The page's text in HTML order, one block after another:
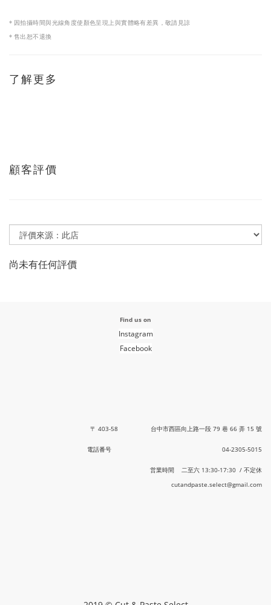
* 因拍攝時間與光線角度使顏色呈現上與實體略有差異，敬請見諒
* 售出恕不退換
了解更多
顧客評價
尚未有任何評價
Find us on
Instagram
Facebook
〒 403-58 台中市西區向上路一段 79 巷 66 弄 15 號
電話番号 04-2305-5015
営業時間 二至六 13:30-17:30 / 不定休
cutandpaste.select@gmail.com